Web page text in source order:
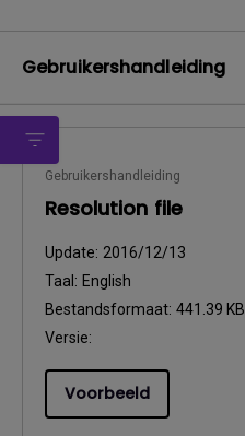
Gebruikershandleiding
Gebruikershandleiding
Resolution file
Update: 2016/12/13
Taal: English
Bestandsformaat: 441.39 KB
Versie:
Voorbeeld